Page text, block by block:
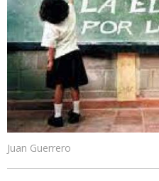
Juan Guerrero